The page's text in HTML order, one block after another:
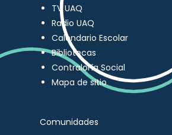
TV UAQ
Radio UAQ
Calendario Escolar
Bibliotecas
Contraloría Social
Mapa de sitio
Comunidades